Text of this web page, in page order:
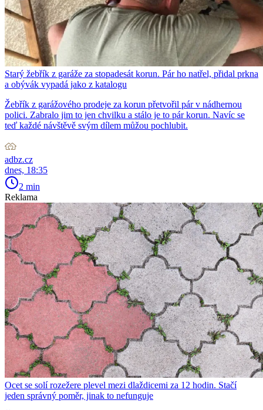
Starý žebřík z garáže za stopadesát korun. Pár ho natřel, přidal prkna
a obývák vypadá jako z katalogu
Žebřík z garážového prodeje za korun přetvořil pár v nádhernou
polici. Zabralo jim to jen chvilku a stálo je to pár korun. Navíc se
teď každé návštěvě svým dílem můžou pochlubit.
adbz.cz
dnes, 18:35
2 min
Reklama
Ocet se solí rozežere plevel mezi dlaždicemi za 12 hodin. Stačí
jeden správný poměr, jinak to nefunguje